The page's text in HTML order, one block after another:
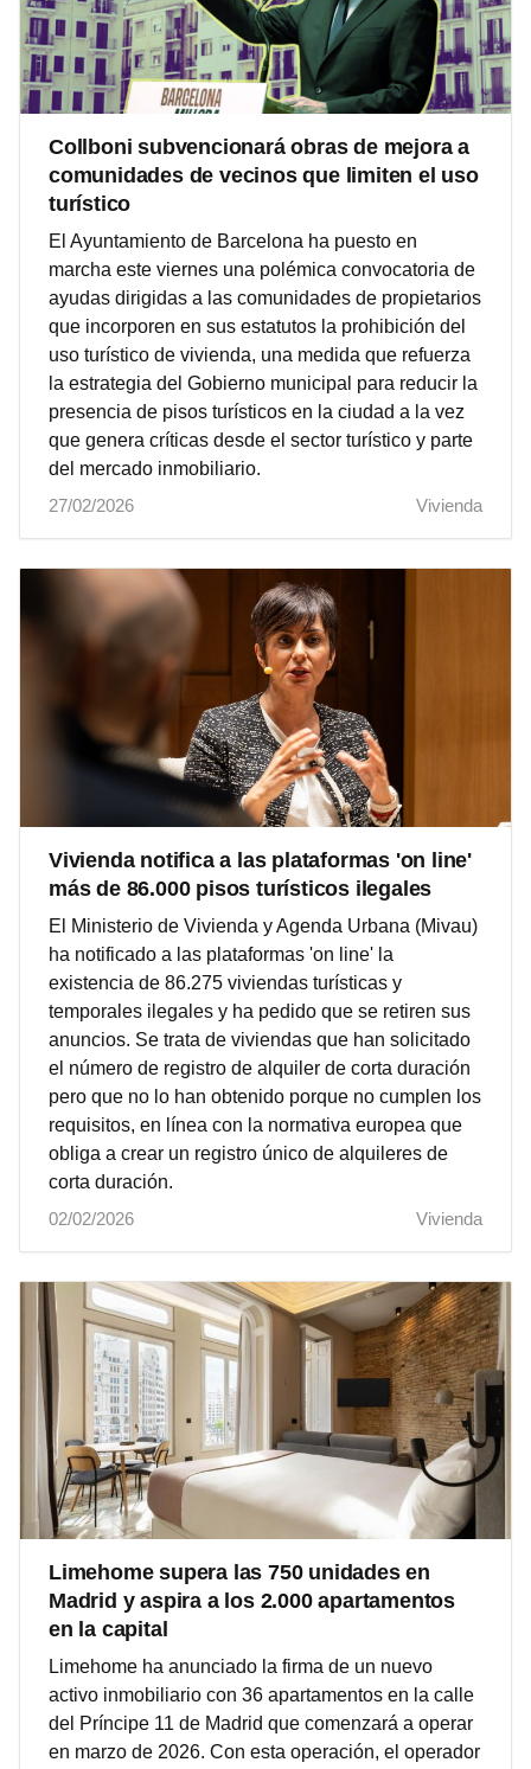
Collboni subvencionará obras de mejora a
comunidades de vecinos que limiten el uso
turístico
El Ayuntamiento de Barcelona ha puesto en
marcha este viernes una polémica convocatoria de
ayudas dirigidas a las comunidades de propietarios
que incorporen en sus estatutos la prohibición del
uso turístico de vivienda, una medida que refuerza
la estrategia del Gobierno municipal para reducir la
presencia de pisos turísticos en la ciudad a la vez
que genera críticas desde el sector turístico y parte
del mercado inmobiliario.
27/02/2026
Vivienda
Vivienda notifica a las plataformas 'on line'
más de 86.000 pisos turísticos ilegales
El Ministerio de Vivienda y Agenda Urbana (Mivau)
ha notificado a las plataformas 'on line' la
existencia de 86.275 viviendas turísticas y
temporales ilegales y ha pedido que se retiren sus
anuncios. Se trata de viviendas que han solicitado
el número de registro de alquiler de corta duración
pero que no lo han obtenido porque no cumplen los
requisitos, en línea con la normativa europea que
obliga a crear un registro único de alquileres de
corta duración.
02/02/2026
Vivienda
Limehome supera las 750 unidades en
Madrid y aspira a los 2.000 apartamentos
en la capital
Limehome ha anunciado la firma de un nuevo
activo inmobiliario con 36 apartamentos en la calle
del Príncipe 11 de Madrid que comenzará a operar
en marzo de 2026. Con esta operación, el operador